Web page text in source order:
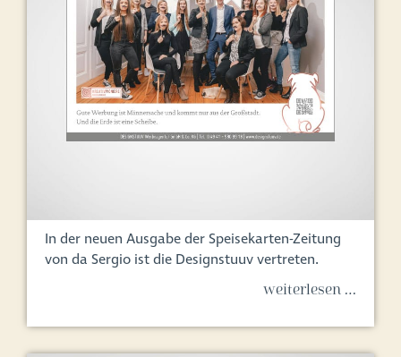
In der neuen Ausgabe der Speisekarten-Zeitung
von da Sergio ist die Designstuuv vertreten.
weiterlesen …